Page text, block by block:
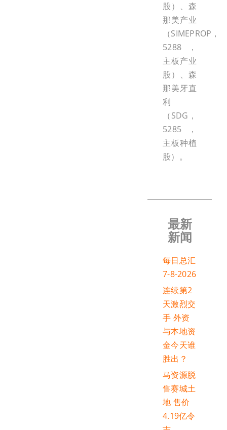
股）、森
那美产业
（SIMEPROP，
5288，
主板产业
股）、森
那美牙直
利
（SDG，
5285，
主板种植
股）。
最新
新闻
每日总汇
7-8-2026
连续第2
天激烈交
手 外资
与本地资
金今天谁
胜出？
马资源脱
售赛城土
地 售价
4.19亿令